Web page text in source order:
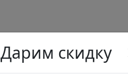
Букет из
Дарим скидку